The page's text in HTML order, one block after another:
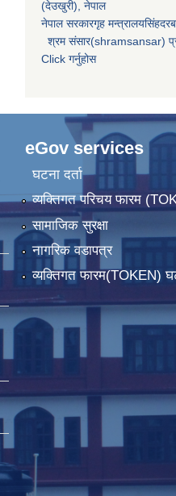
(देउखुरी), नेपाल
नेपाल सरकारगृह
श्रम संसार(shramsansar)
Click गर्नुहोस
eGov services
घटना दर्ता
व्यक्तिगत परिचय फारम
सामाजिक सुरक्षा
नागरिक वडापत्र
व्यक्तिगत फारम(TOKEN)